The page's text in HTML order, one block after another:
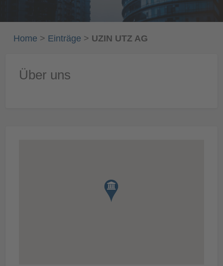
Home > Einträge > UZIN UTZ AG
Über uns